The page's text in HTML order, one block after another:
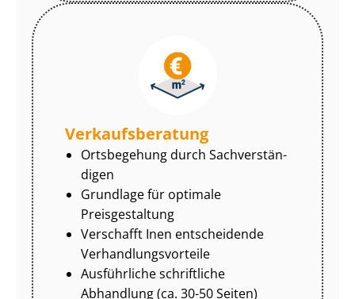
Ver­kaufs­be­ra­tung
Ortsbegehung durch Sach­ver­stän­
di­gen
Grundlage für optimale
Preisgestaltung
Verschafft Inen entscheidende
Ver­hand­lungs­vor­tei­le
Ausführliche schriftliche
Abhandlung (ca. 30-50 Seiten)